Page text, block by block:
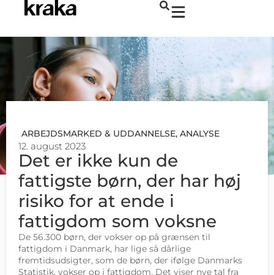
ARBEJDSMARKED & UDDANNELSE, ANALYSE
12. august 2023
Det er ikke kun de
fattigste børn, der har høj
risiko for at ende i
fattigdom som voksne
De 56.300 børn, der vokser op på grænsen til
fattigdom i Danmark, har lige så dårlige
fremtidsudsigter, som de børn, der ifølge Danmarks
Statistik, vokser op i fattigdom. Det viser nye tal fra